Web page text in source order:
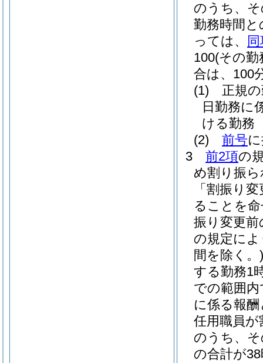
のうち、
勤務時間
っては、
100(その勤
合は、100
(1)
正規
日勤務に
ける勤務
(2)
前号
3
前2項の
め割り振
「割振り
ることを
振り変更
の規定に
間を除く。)
する勤務1
での範囲
に係る報
任用職員
のうち、
の合計が